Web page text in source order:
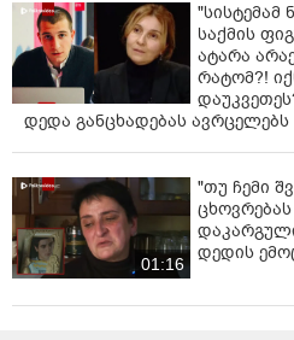
"სისტემამ
საქმის
ატარა
რატომ?!
დედა განცხადებას ავრცელებს
01:16
"თუ ჩემი
დედის